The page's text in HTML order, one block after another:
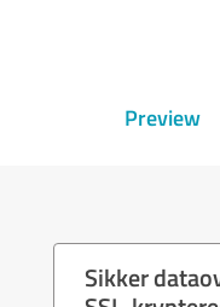
Preview
Sikker